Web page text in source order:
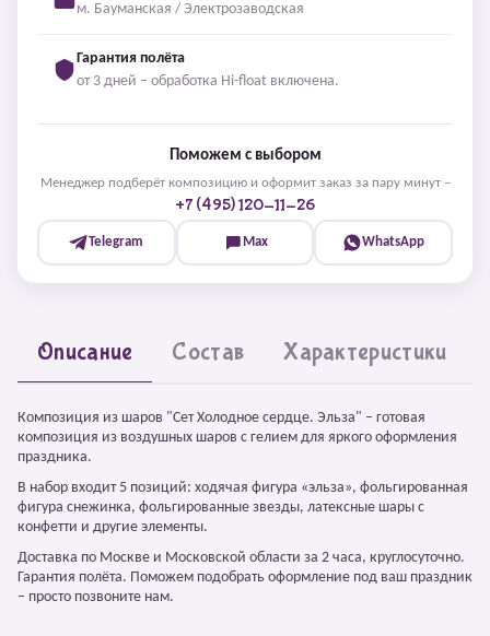
м. Бауманская / Электрозаводская
Гарантия полёта
от 3 дней – обработка Hi-float включена.
Поможем с выбором
Менеджер подберёт композицию и оформит заказ за пару минут –
+7 (495) 120-11-26
Telegram Max WhatsApp
Описание Состав Характеристики
Композиция из шаров "Сет Холодное сердце. Эльза" – готовая
композиция из воздушных шаров с гелием для яркого оформления
праздника.
В набор входит 5 позиций: ходячая фигура «эльза», фольгированная
фигура снежинка, фольгированные звезды, латексные шары с
конфетти и другие элементы.
Доставка по Москве и Московской области за 2 часа, круглосуточно.
Гарантия полёта. Поможем подобрать оформление под ваш праздник
– просто позвоните нам.